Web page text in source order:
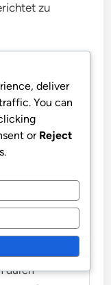
zu
und
die
helfen,
durch
deliver
You can
or Reject